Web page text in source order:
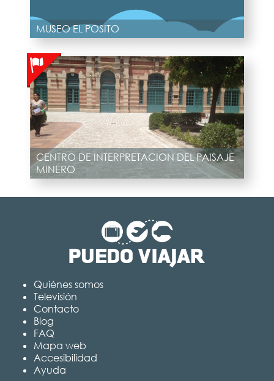
MUSEO EL POSITO
CENTRO DE INTERPRETACION DEL PAISAJE
MINERO
Quiénes somos
Televisión
Contacto
Blog
FAQ
Mapa web
Accesibilidad
Ayuda